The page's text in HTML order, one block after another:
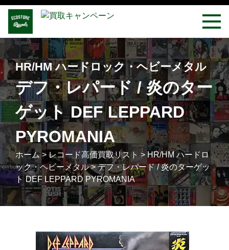
HR/HM ハードロック・ヘビーメタル
デフ・レパード / 炎のター
ゲット DEF LEPPARD
PYROMANIA
ホーム> レコード高価買取リスト > HR/HM ハードロ
ック・ヘビーメタル>デフ・レパード / 炎のターゲッ
ト DEF LEPPARD PYROMANIA